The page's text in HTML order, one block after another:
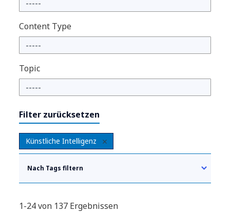
Content Type
Topic
Filter zurücksetzen
Künstliche Intelligenz
Nach Tags filtern
1-24 von 137 Ergebnissen